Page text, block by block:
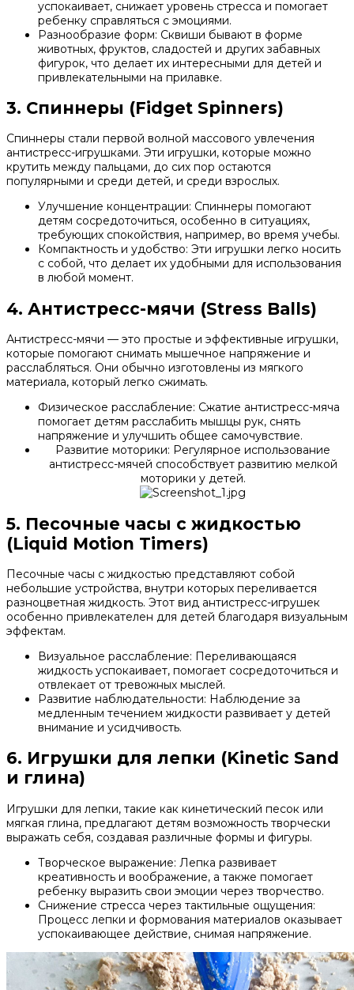
успокаивает, снижает уровень стресса и помогает
ребенку справляться с эмоциями.
Разнообразие форм: Сквиши бывают в форме
животных, фруктов, сладостей и других забавных
фигурок, что делает их интересными для детей и
привлекательными на прилавке.
3. Спиннеры (Fidget Spinners)
Спиннеры стали первой волной массового увлечения
антистресс-игрушками. Эти игрушки, которые можно
крутить между пальцами, до сих пор остаются
популярными и среди детей, и среди взрослых.
Улучшение концентрации: Спиннеры помогают
детям сосредоточиться, особенно в ситуациях,
требующих спокойствия, например, во время учебы.
Компактность и удобство: Эти игрушки легко носить
с собой, что делает их удобными для использования
в любой момент.
4. Антистресс-мячи (Stress Balls)
Антистресс-мячи — это простые и эффективные игрушки,
которые помогают снимать мышечное напряжение и
расслабляться. Они обычно изготовлены из мягкого
материала, который легко сжимать.
Физическое расслабление: Сжатие антистресс-мяча
помогает детям расслабить мышцы рук, снять
напряжение и улучшить общее самочувствие.
Развитие моторики: Регулярное использование
антистресс-мячей способствует развитию мелкой
моторики у детей.
5. Песочные часы с жидкостью
(Liquid Motion Timers)
Песочные часы с жидкостью представляют собой
небольшие устройства, внутри которых переливается
разноцветная жидкость. Этот вид антистресс-игрушек
особенно привлекателен для детей благодаря визуальным
эффектам.
Визуальное расслабление: Переливающаяся
жидкость успокаивает, помогает сосредоточиться и
отвлекает от тревожных мыслей.
Развитие наблюдательности: Наблюдение за
медленным течением жидкости развивает у детей
внимание и усидчивость.
6. Игрушки для лепки (Kinetic Sand
и глина)
Игрушки для лепки, такие как кинетический песок или
мягкая глина, предлагают детям возможность творчески
выражать себя, создавая различные формы и фигуры.
Творческое выражение: Лепка развивает
креативность и воображение, а также помогает
ребенку выразить свои эмоции через творчество.
Снижение стресса через тактильные ощущения:
Процесс лепки и формования материалов оказывает
успокаивающее действие, снимая напряжение.